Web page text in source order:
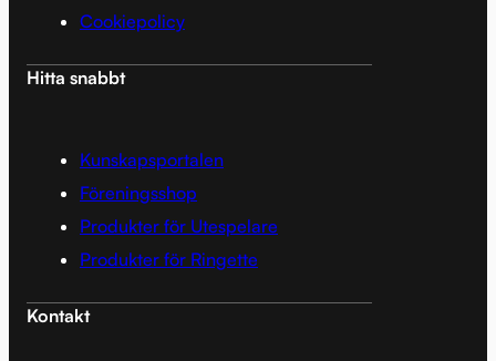
Cookiepolicy
Hitta snabbt
Kunskapsportalen
Föreningsshop
Produkter för Utespelare
Produkter för Ringette
Kontakt